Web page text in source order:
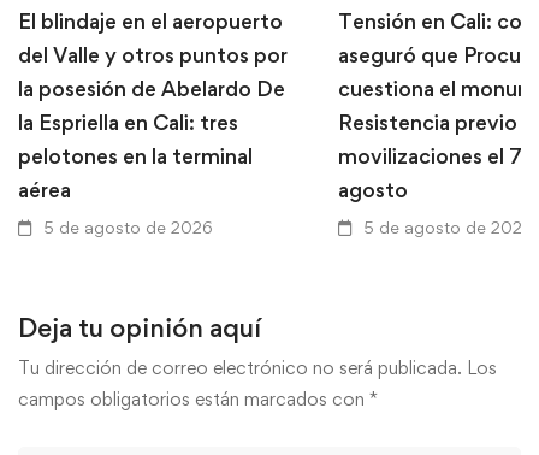
El blindaje en el aeropuerto
del Valle y otros puntos por
la posesión de Abelardo De
la Espriella en Cali: tres
pelotones en la terminal
aérea
5 de agosto de 2026
Tensión en Cali:
aseguró que
cuestiona el
Resistencia previo a
movilizaciones el 7
agosto
5 de agosto de 2026
Deja tu opinión aquí
Tu dirección de correo electrónico no será publicada. Los
campos obligatorios están marcados con *